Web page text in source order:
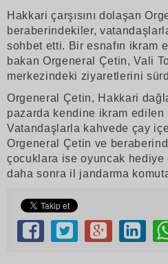
Hakkari çarşısını dolaşan
beraberindekiler,
sohbet etti. Bir esnafın ikram
bakan Orgeneral Çetin, Vali
merkezindeki ziyaretlerini
Orgeneral Çetin, Hakkari
pazarda kendine ikram edilen
Vatandaşlarla kahvede çay
Orgeneral Çetin ve
çocuklara ise oyuncak
daha sonra il jandarma